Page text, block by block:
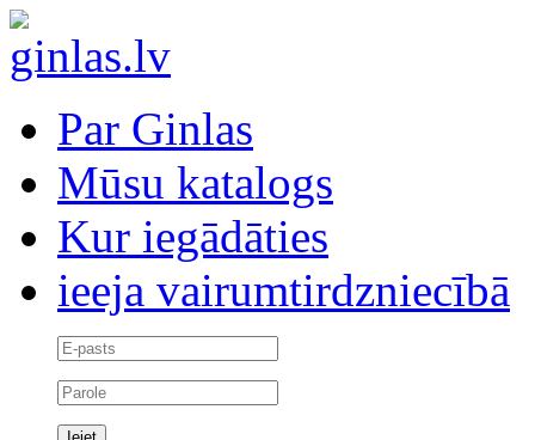
Par Ginlas
Mūsu katalogs
Kur iegādāties
ieeja vairumtirdzniecībā